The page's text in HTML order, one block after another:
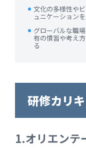
文化の多様性や
ュニケーション
グローバルな職
有の慣習や考え
る
研修カリ
1.オリエンテ